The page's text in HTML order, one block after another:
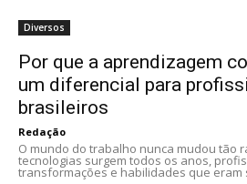
Diversos
Por que a aprendizagem
um diferencial para
brasileiros
Redação
O mundo do trabalho nunca mudou tão
tecnologias surgem todos os anos,
transformações e habilidades que eram